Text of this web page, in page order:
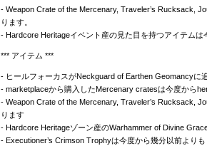
- Weapon Crate of the Mercenary, Traveler’s Rucksack,
ります。
- Hardcore Heritageイベント産の見た目を持つアイテムは
*** アイテム ***
- ヒールフォーカスがNeckguard of Earthen Geomancyに
- marketplaceから購入したMercenary cratesは今度から
- Weapon Crate of the Mercenary, Traveler’s Rucksack,
ります
- Hardcore Heritageゾーン産のWarhammer of Divine
- Executioner’s Crimson Trophyは今度から幾分以前より